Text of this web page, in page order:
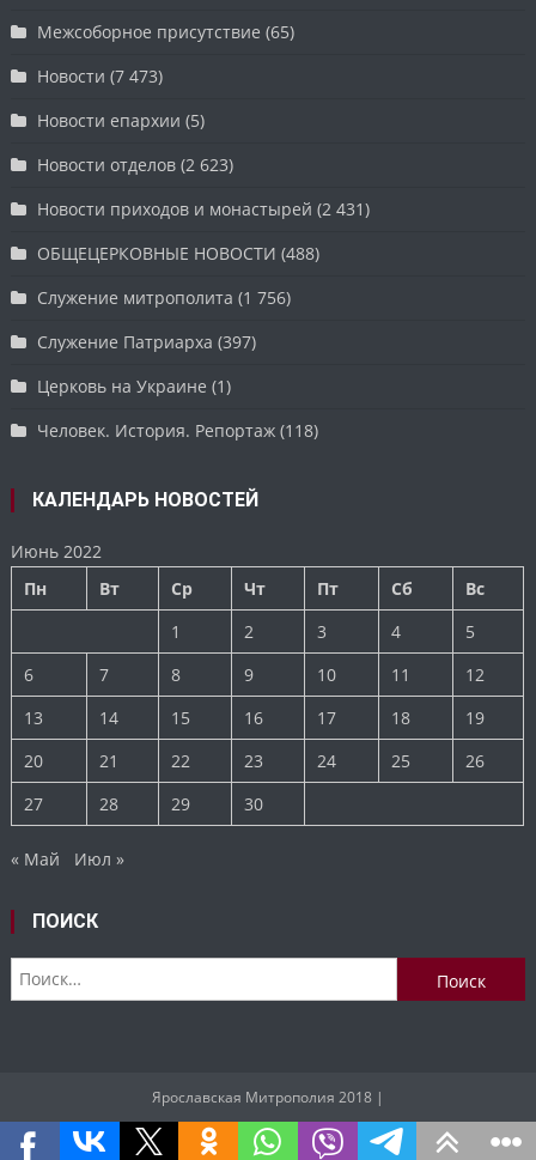
Межсоборное присутствие (65)
Новости (7 473)
Новости епархии (5)
Новости отделов (2 623)
Новости приходов и монастырей (2 431)
ОБЩЕЦЕРКОВНЫЕ НОВОСТИ (488)
Служение митрополита (1 756)
Служение Патриарха (397)
Церковь на Украине (1)
Человек. История. Репортаж (118)
КАЛЕНДАРЬ НОВОСТЕЙ
Июнь 2022
Пн
Вт Ср Чт Пт Сб
Вс
1
2 3 4
5
6
7 8 9 10 11
12
13
14 15 16 17 18
19
20
21 22 23 24 25
26
27
28 29 30
« Май Июл »
ПОИСК
Найти:
Ярославская Митрополия 2018 |